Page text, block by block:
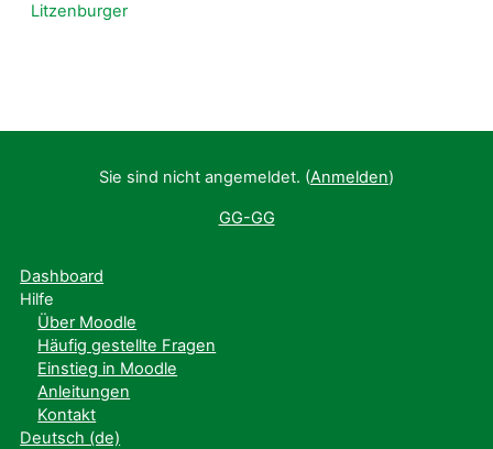
Litzenburger
Sie sind nicht angemeldet. (Anmelden)
GG-GG
Dashboard
Hilfe
Über Moodle
Häufig gestellte Fragen
Einstieg in Moodle
Anleitungen
Kontakt
Deutsch ‎(de)‎